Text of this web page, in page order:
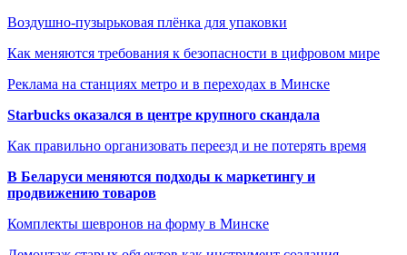
Воздушно-пузырьковая плёнка для упаковки
Как меняются требования к безопасности в цифровом мире
Реклама на станциях метро и в переходах в Минске
Starbucks оказался в центре крупного скандала
Как правильно организовать переезд и не потерять время
В Беларуси меняются подходы к маркетингу и
продвижению товаров
Комплекты шевронов на форму в Минске